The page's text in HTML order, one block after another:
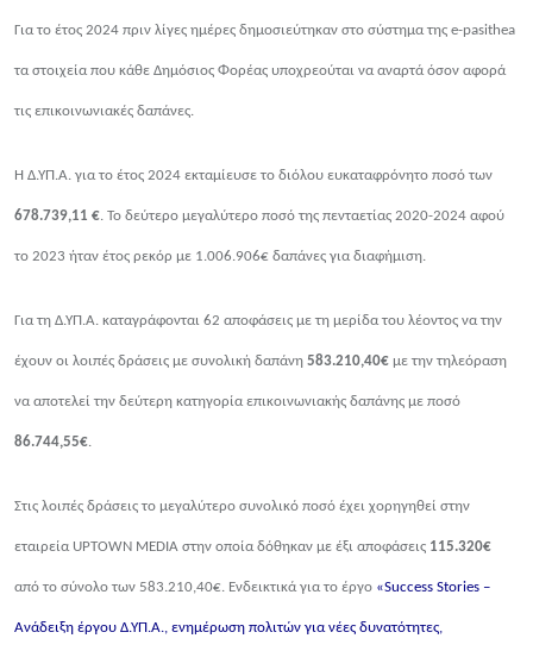
Για το έτος 2024 πριν λίγες ημέρες δημοσιεύτηκαν στο σύστημα της e-pasithea
τα στοιχεία που κάθε Δημόσιος Φορέας υποχρεούται να αναρτά όσον αφορά
τις επικοινωνιακές δαπάνες.
Η Δ.ΥΠ.Α. για το έτος 2024 εκταμίευσε το διόλου ευκαταφρόνητο ποσό των
678.739,11 €. Το δεύτερο μεγαλύτερο ποσό της πενταετίας 2020-2024 αφού
το 2023 ήταν έτος ρεκόρ με 1.006.906€ δαπάνες για διαφήμιση.
Για τη Δ.ΥΠ.Α. καταγράφονται 62 αποφάσεις με τη μερίδα του λέοντος να την
έχουν οι λοιπές δράσεις με συνολική δαπάνη 583.210,40€ με την τηλεόραση
να αποτελεί την δεύτερη κατηγορία επικοινωνιακής δαπάνης με ποσό
86.744,55€.
Στις λοιπές δράσεις το μεγαλύτερο συνολικό ποσό έχει χορηγηθεί στην
εταιρεία UPTOWN MEDIA στην οποία δόθηκαν με έξι αποφάσεις 115.320€
από το σύνολο των 583.210,40€. Ενδεικτικά για το έργο «Success Stories –
Ανάδειξη έργου Δ.ΥΠ.Α., ενημέρωση πολιτών για νέες δυνατότητες,